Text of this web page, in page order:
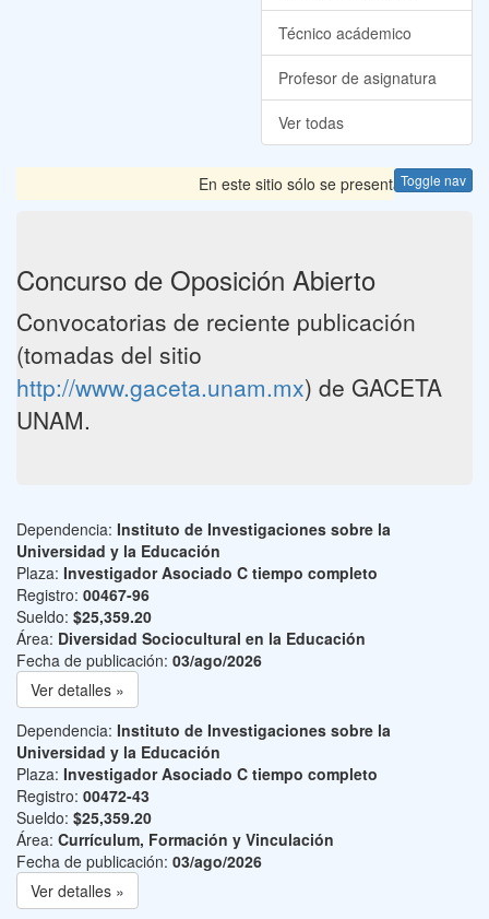
Técnico acádemico
Profesor de asignatura
Ver todas
Toggle nav
En este sitio sólo se presentan las
Concurso de Oposición Abierto
Convocatorias de reciente publicación
(tomadas del sitio
http://www.gaceta.unam.mx) de GACETA
UNAM.
Dependencia: Instituto de Investigaciones sobre la
Universidad y la Educación
Plaza: Investigador Asociado C tiempo completo
Registro: 00467-96
Sueldo: $25,359.20
Área: Diversidad Sociocultural en la Educación
Fecha de publicación: 03/ago/2026
Ver detalles »
Dependencia: Instituto de Investigaciones sobre la
Universidad y la Educación
Plaza: Investigador Asociado C tiempo completo
Registro: 00472-43
Sueldo: $25,359.20
Área: Currículum, Formación y Vinculación
Fecha de publicación: 03/ago/2026
Ver detalles »